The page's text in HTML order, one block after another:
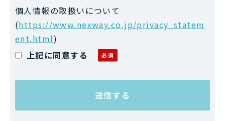
個人情報の取扱いについて
(https://www.nexway.co.jp/privacy_statem
ent.html)
上記に同意する